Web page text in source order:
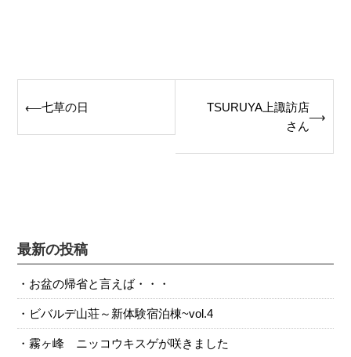
Post
navigation
⟵七草の日
TSURUYA上諏訪店
さん
⟶
最新の投稿
お盆の帰省と言えば・・・
ビバルデ山荘～新体験宿泊棟~vol.4
霧ヶ峰 ニッコウキスゲが咲きました